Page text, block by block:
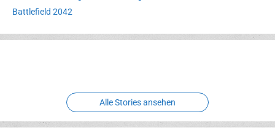
Battlefield 2042
Erlebnispark
Verbotene
Alle Stories ansehen